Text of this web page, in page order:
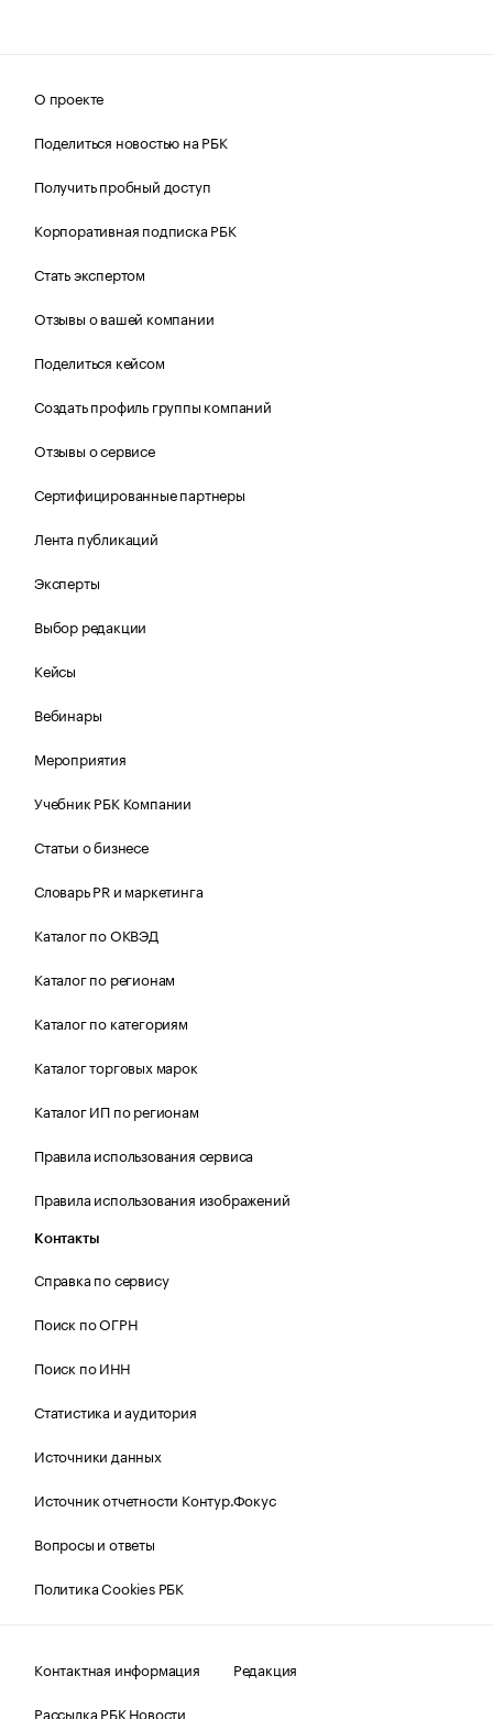
О проекте
Поделиться новостью на РБК
Получить пробный доступ
Корпоративная подписка РБК
Стать экспертом
Отзывы о вашей компании
Поделиться кейсом
Создать профиль группы компаний
Отзывы о сервисе
Сертифицированные партнеры
Лента публикаций
Эксперты
Выбор редакции
Кейсы
Вебинары
Мероприятия
Учебник РБК Компании
Статьи о бизнесе
Словарь PR и маркетинга
Каталог по ОКВЭД
Каталог по регионам
Каталог по категориям
Каталог торговых марок
Каталог ИП по регионам
Правила использования сервиса
Правила использования изображений
Контакты
Справка по сервису
Поиск по ОГРН
Поиск по ИНН
Статистика и аудитория
Источники данных
Источник отчетности Контур.Фокус
Вопросы и ответы
Политика Cookies РБК
Контактная информация
Редакция
Рассылка РБК Новости